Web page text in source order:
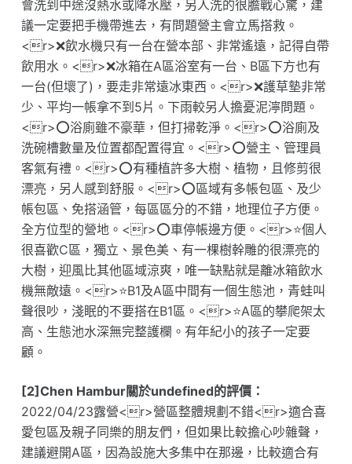
會洗到中途沒熱水或降水壓，另人洗的很膽戰心驚，建
議一定要把手機帶進去，有問題營主會立馬搭救。
<r>❌飲水機只有一台在營本部、非常遙遠，記得自帶
飲用水。<r>❌冰箱在A區浴室有一台、B區下方也有
一台(但壞了)，要走非常遠冰東西。<r>❌護草墊非常
少、平均一帳拿不到5片。下雨較另人擔憂泥濘問題。
<r>⭕浴廁雖不豪華，但打掃乾淨。<r>⭕浴廁及
洗碗槽數量及位置都配置得宜。<r>⭕營主、管理員
客氣有禮。<r>⭕有種植許多大樹、植物，且修剪很
漂亮，另人感到舒服。<r>⭕區域有多帳包區、及少
帳包區、免搭涵管，每區區分的不錯，地理位子方便。
全方位型的營地。<r>⭕車停帳邊方便。<r>⭐個人
很喜歡C區，獨立、景色美、有一棵樹幹雕的很漂亮的
大樹，迎風比其他區域涼爽，唯一缺點就是離冰箱飲水
機無敵遠。<r>⭐B1及A區中間有一個生態池，青蛙叫
聲很吵，淺眠的不要搭在B1區。<r>⭐A區的攀爬架太
高、生態池水深無完整護欄。有年紀小的孩子一定要
顧。
[2]Chen Hambur關於undefined的評價：
2022/04/23露營<r>營區整體規劃不錯<r>適合喜
愛包區及親子同樂的朋友們，但如果比較擔心吵雜聲，
建議避開A區，因為設施大多集中在那邊，比較適合有